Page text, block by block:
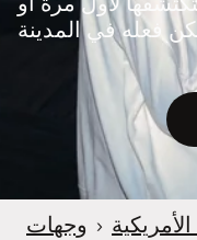
e
r
لأول مرة أو
وجهات ›